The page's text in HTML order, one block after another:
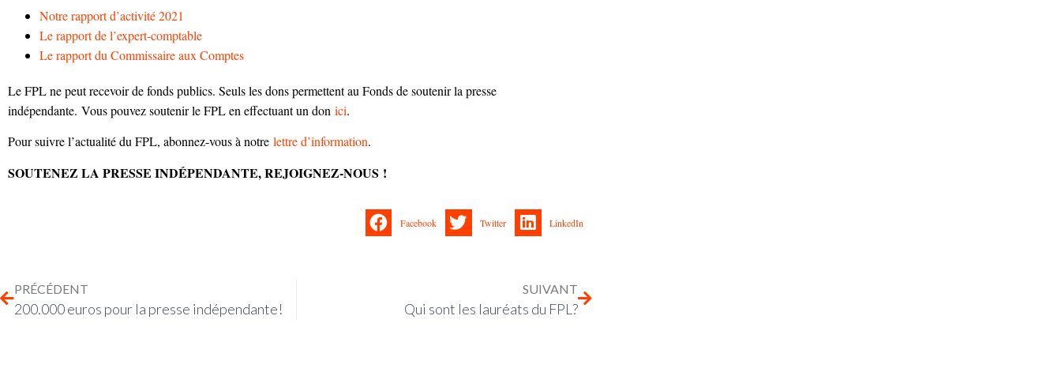
Notre rapport d’activité 2021
Le rapport de l’expert-comptable
Le rapport du Commissaire aux Comptes
Le FPL ne peut recevoir de fonds publics. Seuls les dons permettent au Fonds de soutenir la presse
indépendante. Vous pouvez soutenir le FPL en effectuant un don ici.
Pour suivre l’actualité du FPL, abonnez-vous à notre lettre d’information.
SOUTENEZ LA PRESSE INDÉPENDANTE, REJOIGNEZ-NOUS !
Facebook Twitter LinkedIn
PRÉCÉDENT
200.000 euros pour la presse indépendante!
SUIVANT
Qui sont les lauréats du FPL?